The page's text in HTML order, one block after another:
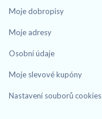
Moje dobropisy
Moje adresy
Osobní údaje
Moje slevové kupóny
Nastavení souborů cookies